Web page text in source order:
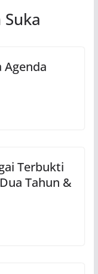
Agenda
Terbukti
Tahun &